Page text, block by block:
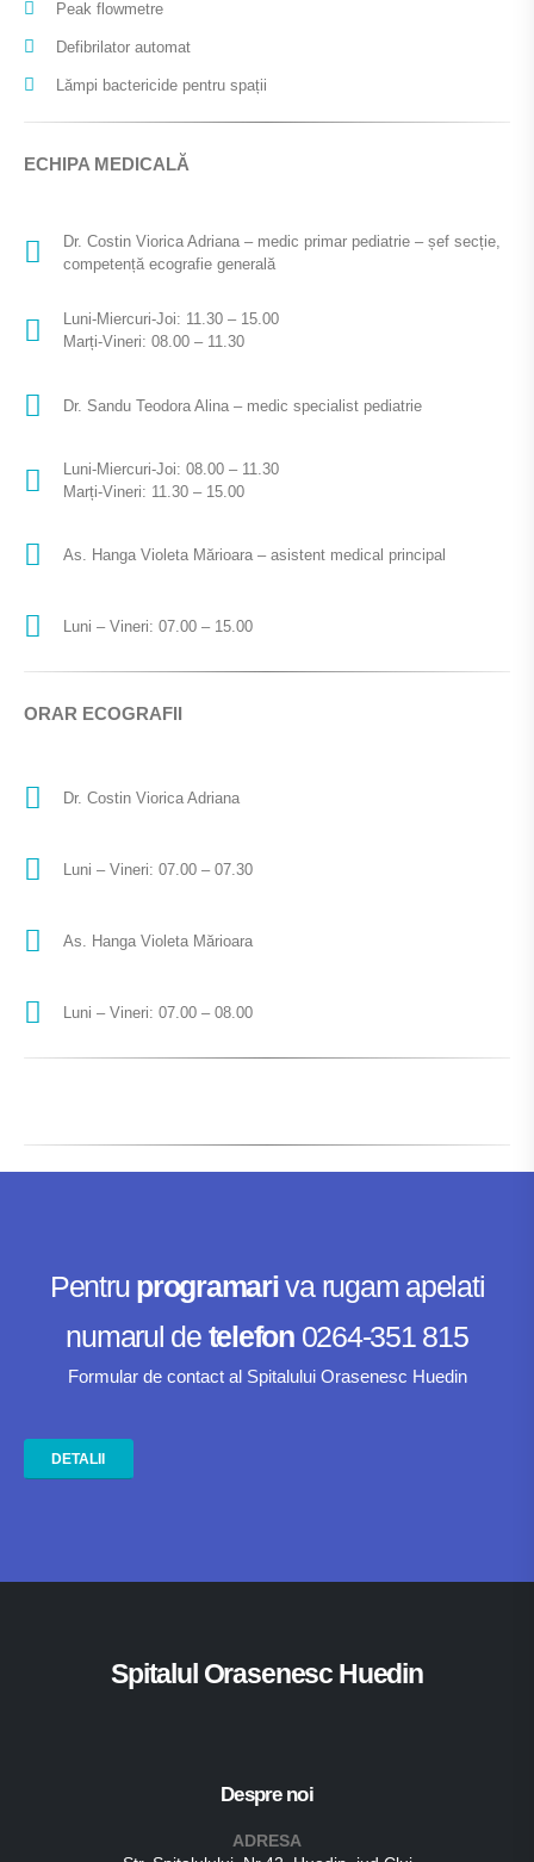
Peak flowmetre
Defibrilator automat
Lămpi bactericide pentru spații
ECHIPA MEDICALĂ
Dr. Costin Viorica Adriana – medic primar pediatrie – șef secție,
competență ecografie generală
Luni-Miercuri-Joi: 11.30 – 15.00
Marți-Vineri: 08.00 – 11.30
Dr. Sandu Teodora Alina – medic specialist pediatrie
Luni-Miercuri-Joi: 08.00 – 11.30
Marți-Vineri: 11.30 – 15.00
As. Hanga Violeta Mărioara – asistent medical principal
Luni – Vineri: 07.00 – 15.00
ORAR ECOGRAFII
Dr. Costin Viorica Adriana
Luni – Vineri: 07.00 – 07.30
As. Hanga Violeta Mărioara
Luni – Vineri: 07.00 – 08.00
Pentru programariva rugam apelati
numarul de telefon0264-351 815
Formular de contact al Spitalului Orasenesc Huedin
DETALII
Spitalul Orasenesc Huedin
Despre noi
ADRESA